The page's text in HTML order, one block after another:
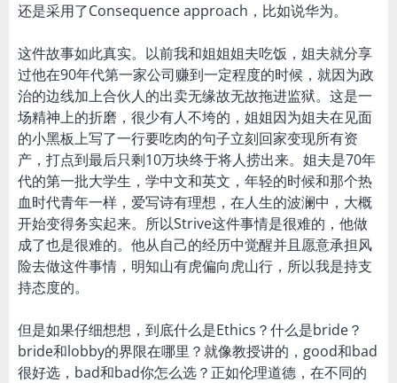
还是采用了Consequence approach，比如说华为。
这件故事如此真实。以前我和姐姐姐夫吃饭，姐夫就分享
过他在90年代第一家公司赚到一定程度的时候，就因为政
治的边线加上合伙人的出卖无缘故无故拖进监狱。这是一
场精神上的折磨，很少有人不垮的，姐姐因为姐夫在见面
的小黑板上写了一行要吃肉的句子立刻回家变现所有资
产，打点到最后只剩10万块终于将人捞出来。姐夫是70年
代的第一批大学生，学中文和英文，年轻的时候和那个热
血时代青年一样，爱写诗有理想，在人生的波澜中，大概
开始变得务实起来。所以Strive这件事情是很难的，他做
成了也是很难的。他从自己的经历中觉醒并且愿意承担风
险去做这件事情，明知山有虎偏向虎山行，所以我是持支
持态度的。
但是如果仔细想想，到底什么是Ethics？什么是bride？
bride和lobby的界限在哪里？就像教授讲的，good和bad
很好选，bad和bad你怎么选？正如伦理道德，在不同的